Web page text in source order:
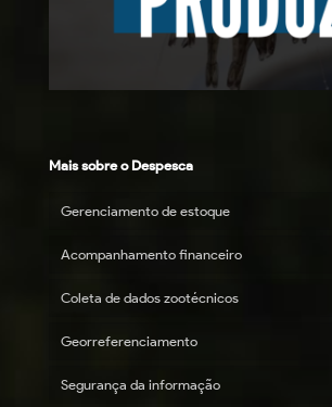
Mais sobre o Despesca
Gerenciamento de estoque
Acompanhamento financeiro
Coleta de dados zootécnicos
Georreferenciamento
Segurança da informação